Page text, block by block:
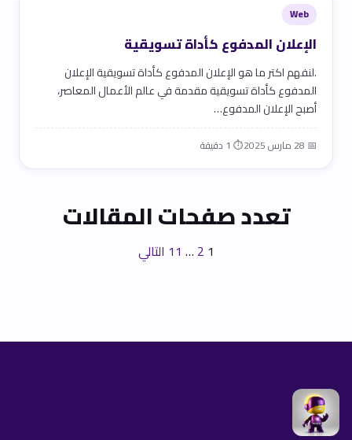
Web
الإعلان المدفوع كأداة تسويقية
.لنفهم اكتر ما هو الإعلان المدفوع كأداة تسويقية الإعلان
المدفوع كأداة تسويقية مقدمة في عالم الأعمال المعاصر،
أصبح الإعلان المدفوع…
📅 28 مارس 2025 ⏱ 1 دقيقة
تعدد صفحات المقالات
1
2
…
11 التالي